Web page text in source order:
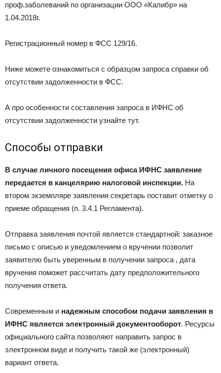
проф.заболеваний по организации ООО «Калибр» на
1.04.2018г.
Регистрационный номер в ФСС 129/16.
Ниже можете ознакомиться с образцом запроса справки об
отсутствии задолженности в ФСС.
А про особенности составления запроса в ИФНС об
отсутствии задолженности узнайте тут.
Способы отправки
В случае личного посещения офиса ИФНС заявление
передается в канцелярию налоговой инспекции. На
втором экземпляре заявления секретарь поставит отметку о
приеме обращения (п. 3.4.1 Регламента).
Отправка заявления почтой является стандартной: заказное
письмо с описью и уведомлением о вручении позволит
заявителю быть уверенным в получении запроса , дата
вручения поможет рассчитать дату предположительного
получения ответа.
Современным и надежным способом подачи заявления в
ИФНС является электронный документооборот. Ресурсы
официального сайта позволяют направить запрос в
электронном виде и получить такой же (электронный)
вариант ответа.